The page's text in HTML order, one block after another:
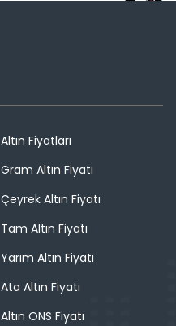
Altın Fiyatları
Gram Altın Fiyatı
Çeyrek Altın Fiyatı
Tam Altın Fiyatı
Yarım Altın Fiyatı
Ata Altın Fiyatı
Altın ONS Fiyatı